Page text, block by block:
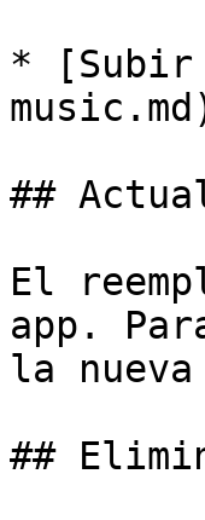
* [Subir
##
El
app.
la
##